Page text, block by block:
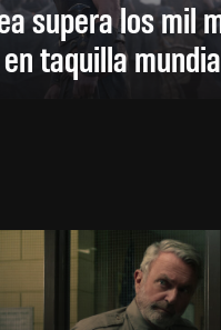
supera los mil
taquilla